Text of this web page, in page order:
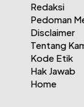
Redaksi
Pedoman
Disclaimer
Tentang
Kode Etik
Hak Jawab
Home